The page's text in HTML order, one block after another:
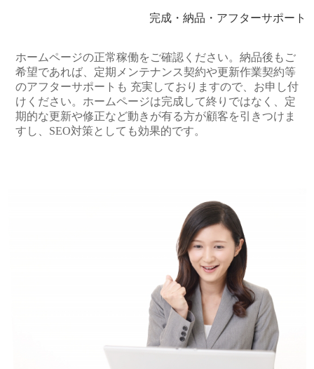
完成・納品・アフターサポート
ホームページの正常稼働をご確認ください。納品後もご
希望であれば、定期メンテナンス契約や更新作業契約等
のアフターサポートも 充実しておりますので、お申し付
けください。ホームページは完成して終りではなく、定
期的な更新や修正など動きが有る方が顧客を引きつけま
すし、SEO対策としても効果的です。